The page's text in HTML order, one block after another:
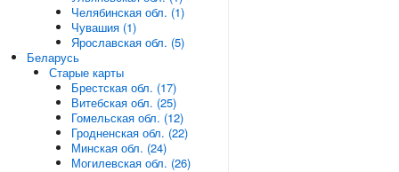
Челябинская обл. (1)
Чувашия (1)
Ярославская обл. (5)
Беларусь
Старые карты
Брестская обл. (17)
Витебская обл. (25)
Гомельская обл. (12)
Гродненская обл. (22)
Минская обл. (24)
Могилевская обл. (26)